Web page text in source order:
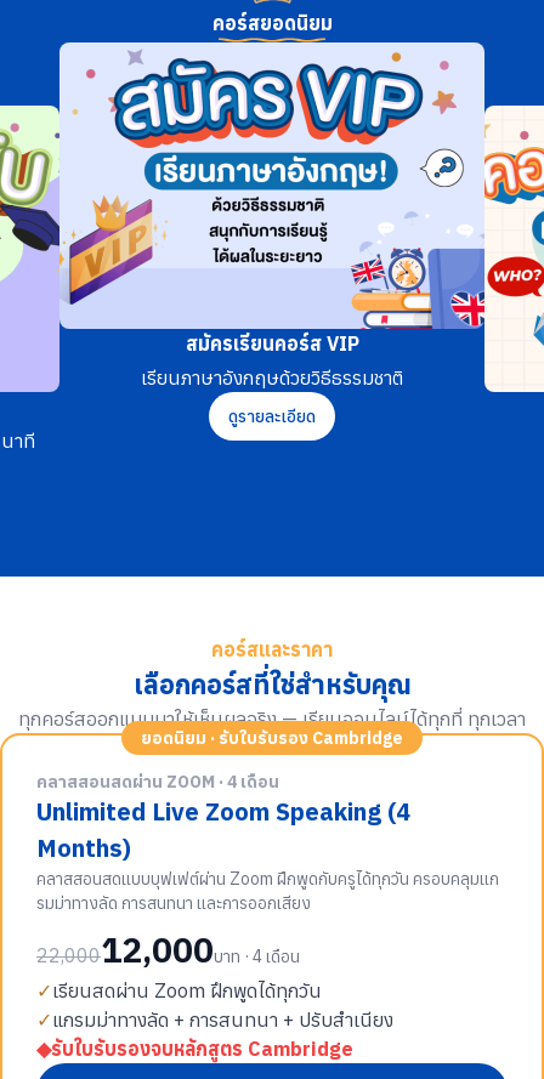
าที
คอร์สยอดนิยม
สมัครเรียนคอร์ส VIP
เรียนภาษาอังกฤษด้วยวิธีธรรมชาติ
ดูรายละเอียด
คอร์สและราคา
เลือกคอร์สที่ใช่สำหรับคุณ
ทุกคอร์สออกแบบมาให้เห็นผลจริง — เรียนออนไลน์ได้ทุกที่ ทุกเวลา
ยอดนิยม · รับใบรับรอง Cambridge
คลาสสอนสดผ่าน ZOOM · 4 เดือน
Unlimited Live Zoom Speaking (4
Months)
คลาสสอนสดแบบบุฟเฟต์ผ่าน Zoom ฝึกพูดกับครูได้ทุกวัน ครอบคลุมแก
รมม่าทางลัด การสนทนา และการออกเสียง
22,00012,000บาท · 4 เดือน
✓เรียนสดผ่าน Zoom ฝึกพูดได้ทุกวัน
✓แกรมม่าทางลัด + การสนทนา + ปรับสำเนียง
◆รับใบรับรองจบหลักสูตร Cambridge